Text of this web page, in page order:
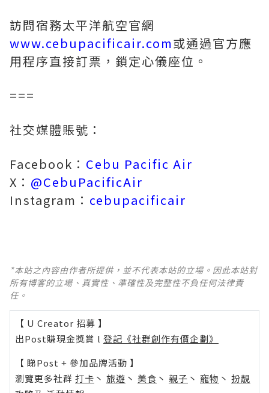
訪問宿務太平洋航空官網
www.cebupacificair.com或通過官方應
用程序直接訂票，鎖定心儀座位。
===
社交媒體賬號：
Facebook： Cebu Pacific Air
X： @CebuPacificAir
Instagram： cebupacificair
*本站之內容由作者所提供，並不代表本站的立場。因此本站對
所有博客的立場、真實性、準確性及完整性不負任何法律責
任。
【 U Creator 招募 】
出Post賺現金獎賞 l 登記《社群創作有價企劃》
【 睇Post + 參加品牌活動 】
瀏覽更多社群 打卡 丶 旅遊 丶 美食 丶 親子 丶 寵物 丶 扮靚